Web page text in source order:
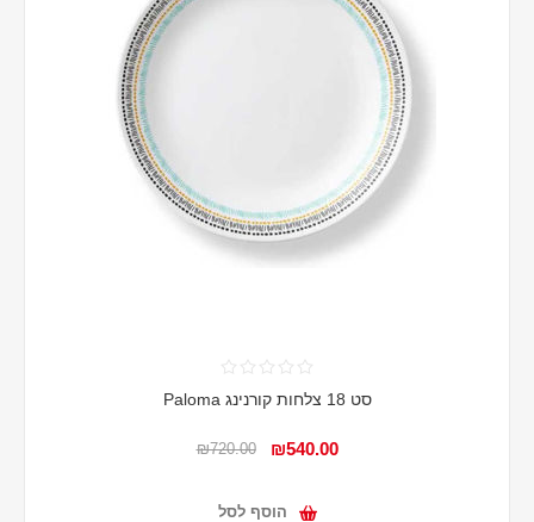
סט 18 צלחות קורנינג Paloma
₪540.00
₪720.00
הוסף לסל